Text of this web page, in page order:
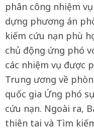
phân công nhiệm
dựng phương án
kiếm cứu nạn phù
chủ động ứng phó
các nhiệm vụ được
Trung ương về
quốc gia Ứng phó
cứu nạn. Ngoài ra,
thiên tai và Tìm